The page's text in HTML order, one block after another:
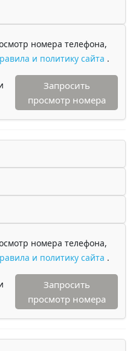
номера телефона,
и политику сайта .
Запросить
просмотр номера
номера телефона,
и политику сайта .
Запросить
просмотр номера